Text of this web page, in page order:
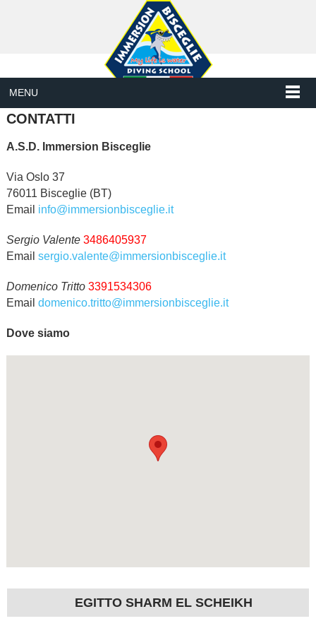
MENU
CONTATTI
A.S.D. Immersion Bisceglie
Via Oslo 37
76011 Bisceglie (BT)
Email info@immersionbisceglie.it
Sergio Valente 3486405937
Email sergio.valente@immersionbisceglie.it
Domenico Tritto 3391534306
Email domenico.tritto@immersionbisceglie.it
Dove siamo
EGITTO SHARM EL SCHEIKH